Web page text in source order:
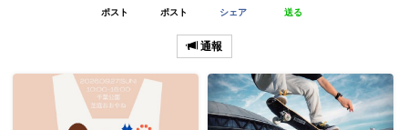
ポスト ポスト シェア 送る
通報